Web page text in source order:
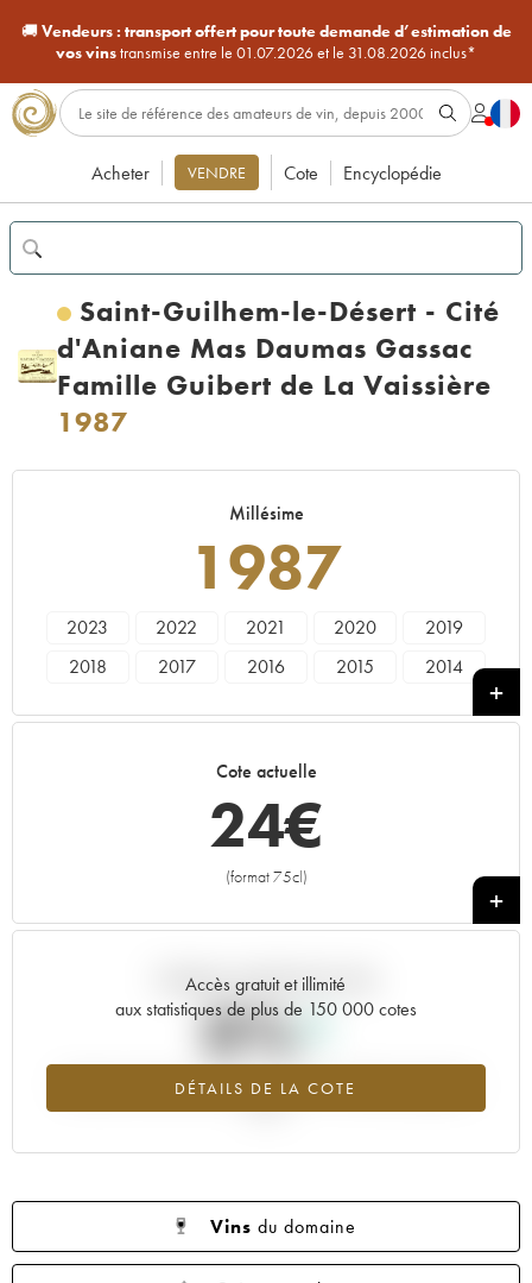
🚚Vendeurs : transport offert pour toute demande d’estimation de
vos vinstransmise entre le 01.07.2026 et le 31.08.2026 inclus*
Acheter VENDRE Cote Encyclopédie
Saint-Guilhem-le-Désert - Cité
d'Aniane Mas Daumas Gassac
Famille Guibert de La Vaissière
1987
Millésime
1987
2023 2022 2021 2020
2019
2018
2017 2016 2015
2014
2001
1996
Cote actuelle
24€
(format 75cl)
+
Accès gratuit et illimité
aux statistiques de plus de 150 000 cotes
DÉTAILS DE LA COTE
Tendance actuelle de la cote
0%
Tendance à la hausse du millésime 1987 en 2026 par rapport à
Vins du domaine